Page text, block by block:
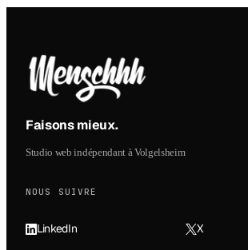
Faisons mieux.
Studio web indépendant à Volgelsheim
NOUS SUIVRE
LinkedIn X